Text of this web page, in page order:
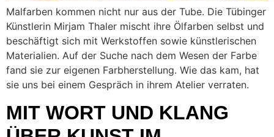
Malfarben kommen nicht nur aus der Tube. Die Tübinger
Künstlerin Mirjam Thaler mischt ihre Ölfarben selbst und
beschäftigt sich mit Werkstoffen sowie künstlerischen
Materialien. Auf der Suche nach dem Wesen der Farbe
fand sie zur eigenen Farbherstellung. Wie das kam, hat
sie uns bei einem Gespräch in ihrem Atelier verraten.
MIT WORT UND KLANG